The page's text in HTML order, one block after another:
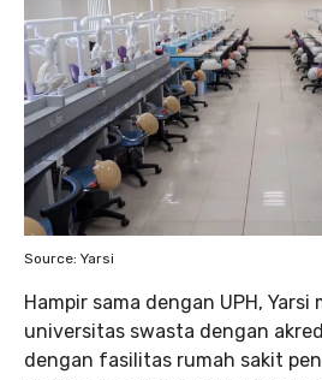
Source: Yarsi
Hampir sama dengan UPH, Yarsi
universitas swasta dengan
dengan fasilitas rumah sakit